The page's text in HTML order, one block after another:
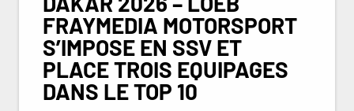
FRAYMEDIA MOTORSPORT
S’IMPOSE EN SSV ET
PLACE TROIS EQUIPAGES
DANS LE TOP 10